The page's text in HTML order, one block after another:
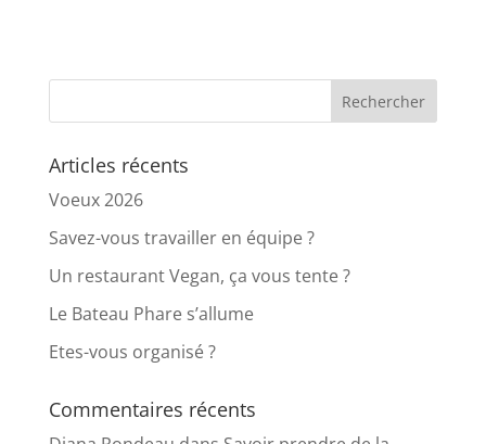
Articles récents
Voeux 2026
Savez-vous travailler en équipe ?
Un restaurant Vegan, ça vous tente ?
Le Bateau Phare s’allume
Etes-vous organisé ?
Commentaires récents